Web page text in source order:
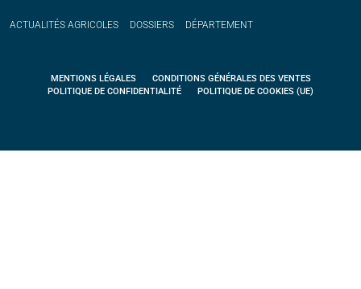
ACTUALITÉS AGRICOLES DOSSIERS DÉPARTEMENT
MENTIONS LÉGALES
CONDITIONS GÉNÉRALES DES VENTES
POLITIQUE DE CONFIDENTIALITÉ
POLITIQUE DE COOKIES (UE)